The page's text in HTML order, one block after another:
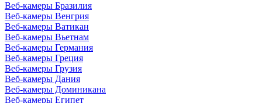
Веб-камеры Бразилия
Веб-камеры Венгрия
Веб-камеры Ватикан
Веб-камеры Вьетнам
Веб-камеры Германия
Веб-камеры Греция
Веб-камеры Грузия
Веб-камеры Дания
Веб-камеры Доминикана
Веб-камеры Египет